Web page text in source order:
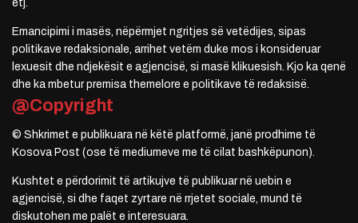
etj.
Emancipimi i masës, nëpërmjet ngritjes së vetëdijes, sipas
politikave redaksionale, arrihet vetëm duke mos i konsideruar
lexuesit dhe ndjekësit e agjencisë, si masë klikuesish. Kjo ka qenë
dhe ka mbetur premisa themelore e politikave të redaksisë.
@Copyright
© Shkrimet e publikuara në këtë platformë, janë prodhime të
Kosova Post (ose të mediumeve me të cilat bashkëpunon).
Kushtet e përdorimit të artikujve të publikuar në uebin e
agjencisë, si dhe faqet zyrtare në rrjetet sociale, mund të
diskutohen me palët e interesuara.